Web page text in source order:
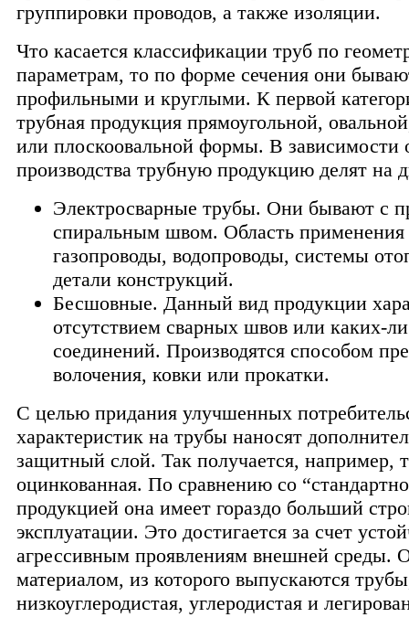
группировки проводов, а также изоляции.
Что касается классификации труб по
параметрам, то по форме сечения они
профильными и круглыми. К первой
трубная продукция прямоугольной,
или плоскоовальной формы. В зависимости
производства трубную продукцию делят на
Электросварные трубы. Они бывают с
спиральным швом. Область применения
газопроводы, водопроводы, системы
детали конструкций.
Бесшовные. Данный вид продукции
отсутствием сварных швов или каких-
соединений. Производятся способом
волочения, ковки или прокатки.
С целью придания улучшенных
характеристик на трубы наносят
защитный слой. Так получается, например,
оцинкованная. По сравнению со
продукцией она имеет гораздо больший
эксплуатации. Это достигается за счет
агрессивным проявлениям внешней среды.
материалом, из которого выпускаются
низкоуглеродистая, углеродистая и